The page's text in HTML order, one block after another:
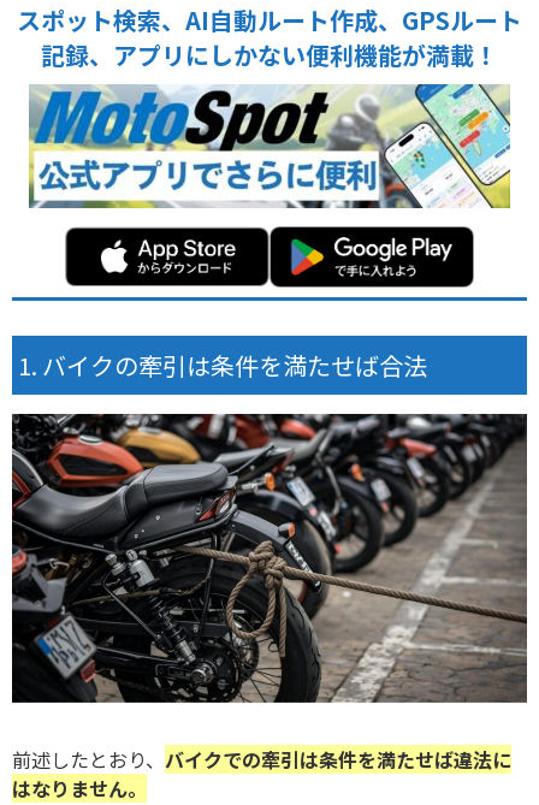
スポット検索、AI自動ルート作成、GPSルート
記録、アプリにしかない便利機能が満載！
バイクの牽引は条件を満たせば合法
前述したとおり、 バイクでの牽引は条件を満たせば違法に
はなりません。